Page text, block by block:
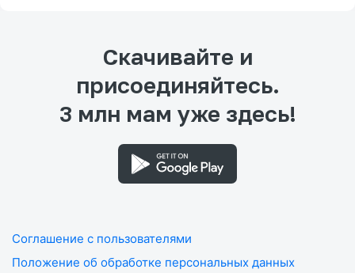
Скачивайте и
присоединяйтесь.
3 млн мам уже здесь!
Соглашение с пользователями
Положение об обработке персональных данных